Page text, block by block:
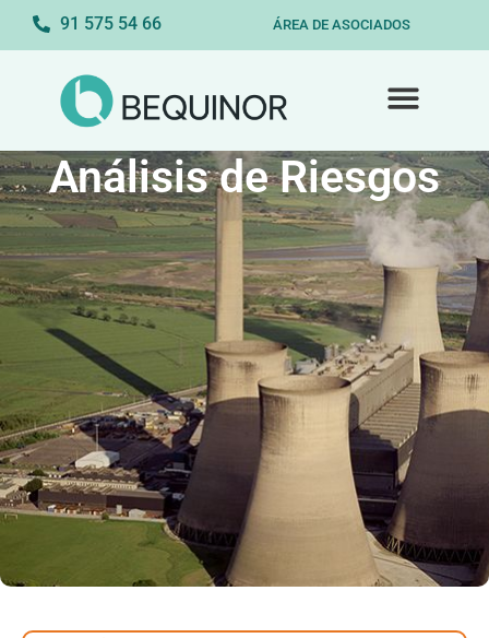
91 575 54 66 ÁREA DE ASOCIADOS
Análisis de Riesgos